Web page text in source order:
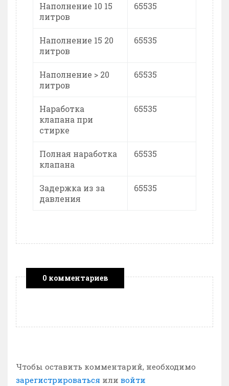
Наполнение 10 15
литров
65535
Наполнение 15 20
литров
65535
Наполнение > 20
литров
65535
Наработка
клапана при
стирке
65535
Полная наработка
клапана
65535
Задержка из за
давления
65535
0 комментариев
Чтобы оставить комментарий, необходимо
зарегистрироваться или войти